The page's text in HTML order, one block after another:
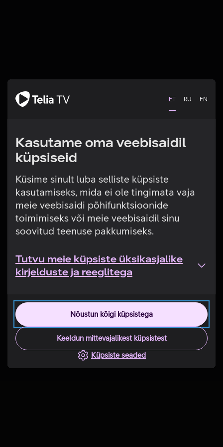
ET RU EN
Kasutame oma veebisaidil
küpsiseid
Küsime sinult luba selliste küpsiste
kasutamiseks, mida ei ole tingimata vaja
meie veebisaidi põhifunktsioonide
toimimiseks või meie veebisaidil sinu
soovitud teenuse pakkumiseks.
Tutvu meie küpsiste üksikasjalike
kirjelduste ja reeglitega
Nõustun kõigi küpsistega
Keeldun mittevajalikest küpsistest
Küpsiste seaded
Tehniline viga